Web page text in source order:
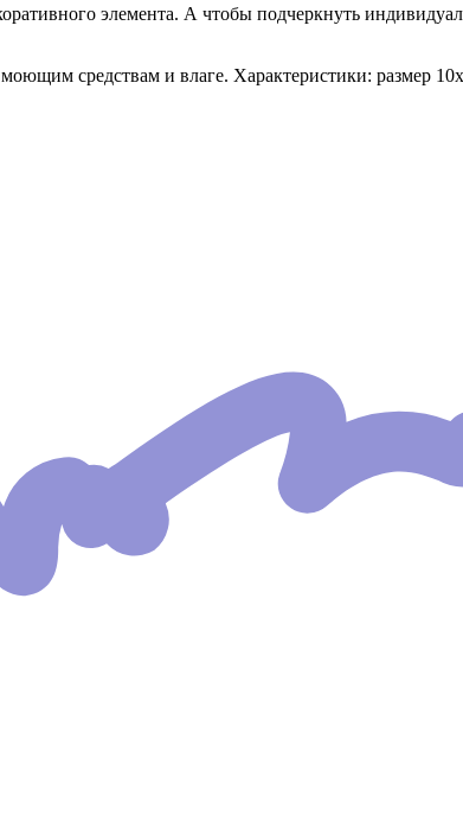
элемента. А чтобы подчеркнуть
средствам и влаге. Характеристики: размер